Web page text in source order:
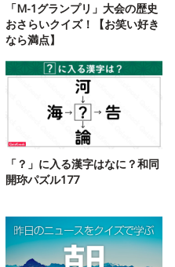
「M-1グランプリ」大会の歴史
おさらいクイズ！【お笑い好き
なら満点】
「？」に入る漢字はなに？和同
開珎パズル177